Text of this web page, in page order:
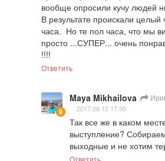
вообще опросили кучу людей
В результате проискали
часа.  Но те пол часа, что мы
просто ...СУПЕР... очень
!!!!
Ответить
Maya Mikhailova
2017.06.12 17:35
Так все же в каком
выступление?
выходные и не хотим
Ответить